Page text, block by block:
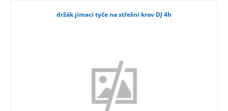
držák jímací tyče na střešní krov DJ 4h